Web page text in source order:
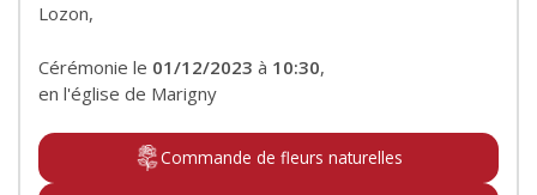
Lozon,
Cérémonie le 01/12/2023 à 10:30,
en l'église de Marigny
Commande de fleurs naturelles